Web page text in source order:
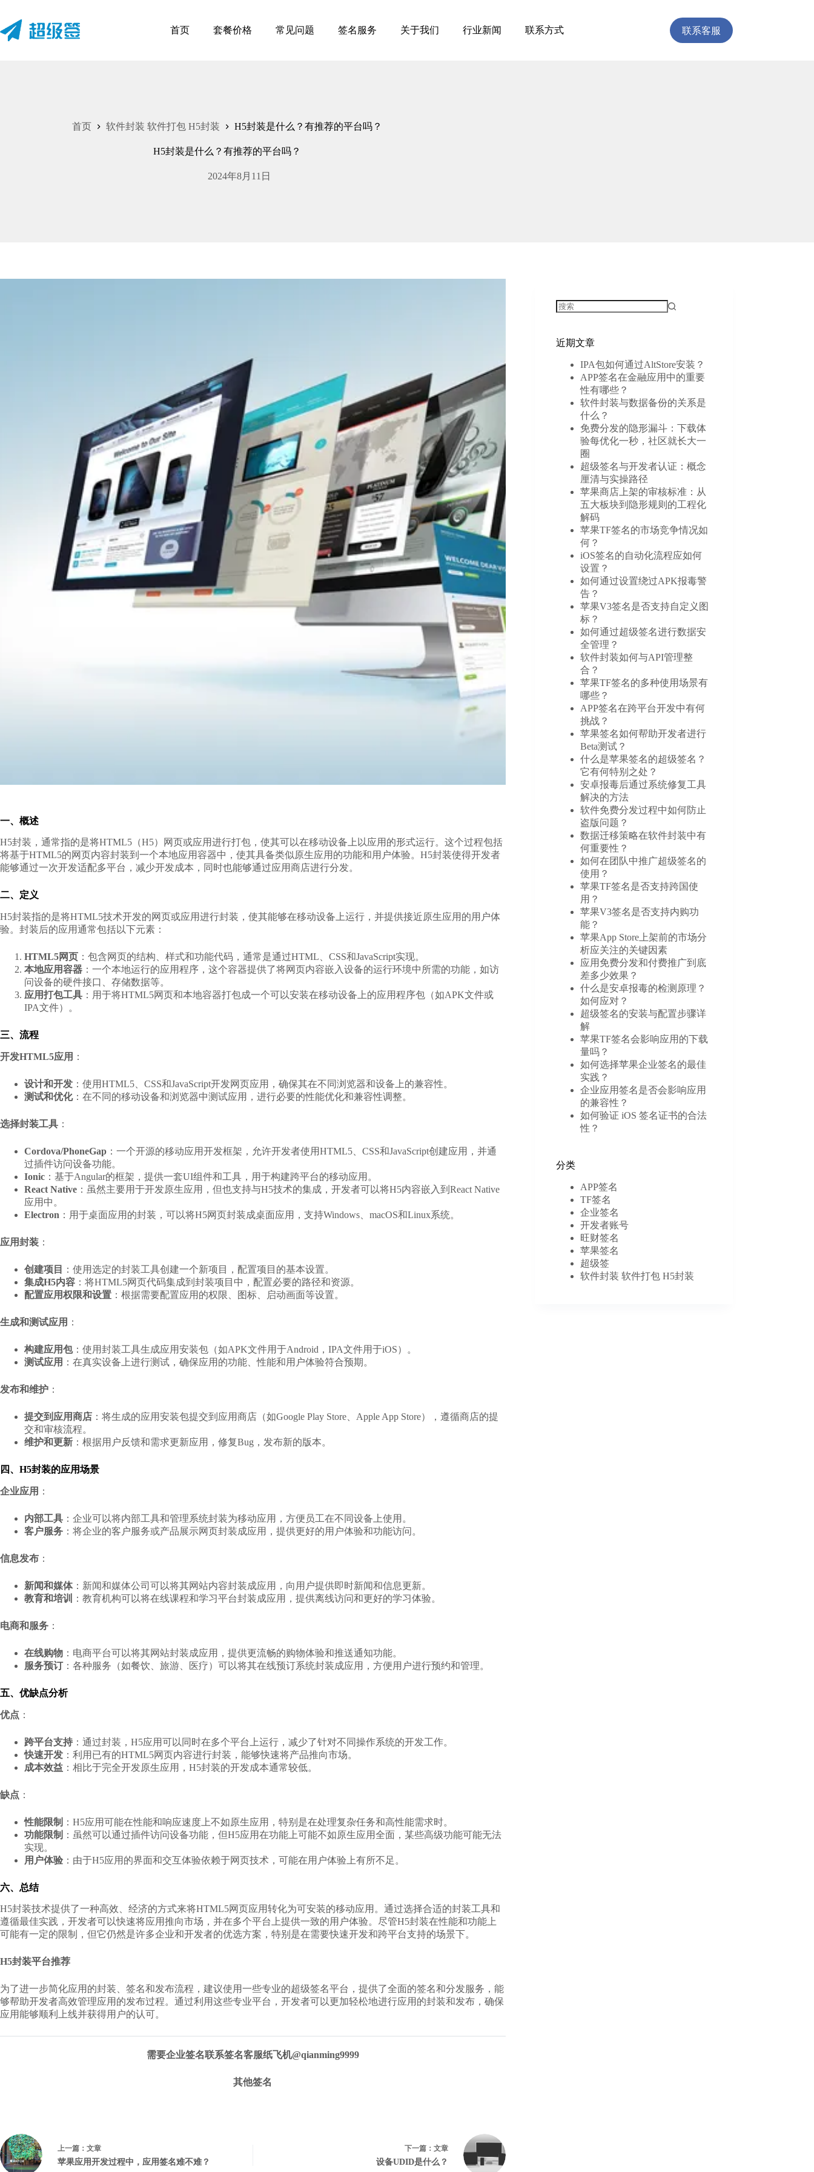
内
容
首页 套餐价格 常见问题 签名服务 关于我们 行业新闻 联系方式 联系客服
首页 软件封装 软件打包 H5封装 H5封装是什么？有推荐的平台吗？
H5封装是什么？有推荐的平台吗？
2024年8月11日
一、概述
H5封装，通常指的是将HTML5（H5）网页或应用进行打包，使其可以在移动设备上以应用的形式运行。这个过程包括
将基于HTML5的网页内容封装到一个本地应用容器中，使其具备类似原生应用的功能和用户体验。H5封装使得开发者
能够通过一次开发适配多平台，减少开发成本，同时也能够通过应用商店进行分发。
二、定义
H5封装指的是将HTML5技术开发的网页或应用进行封装，使其能够在移动设备上运行，并提供接近原生应用的用户体
验。封装后的应用通常包括以下元素：
HTML5网页 ：包含网页的结构、样式和功能代码，通常是通过HTML、CSS和JavaScript实现。
本地应用容器 ：一个本地运行的应用程序，这个容器提供了将网页内容嵌入设备的运行环境中所需的功能，如访
问设备的硬件接口、存储数据等。
应用打包工具 ：用于将HTML5网页和本地容器打包成一个可以安装在移动设备上的应用程序包（如APK文件或
IPA文件）。
三、流程
开发HTML5应用 ：
设计和开发 ：使用HTML5、CSS和JavaScript开发网页应用，确保其在不同浏览器和设备上的兼容性。
测试和优化：在不同的移动设备和浏览器中测试应用，进行必要的性能优化和兼容性调整。
选择封装工具 ：
Cordova/PhoneGap ：一个开源的移动应用开发框架，允许开发者使用HTML5、CSS和JavaScript创建应用，并通
过插件访问设备功能。
Ionic ：基于Angular的框架，提供一套UI组件和工具，用于构建跨平台的移动应用。
React Native ：虽然主要用于开发原生应用，但也支持与H5技术的集成，开发者可以将H5内容嵌入到React Native
应用中。
Electron ：用于桌面应用的封装，可以将H5网页封装成桌面应用，支持Windows、macOS和Linux系统。
应用封装 ：
创建项目
：使用选定的封装工具创建一个新项目，配置项目的基本设置。
集成H5内容 ：将HTML5网页代码集成到封装项目中，配置必要的路径和资源。
配置应用权限和设置 ：根据需要配置应用的权限、图标、启动画面等设置。
生成和测试应用 ：
构建应用包：使用封装工具生成应用安装包（如APK文件用于Android，IPA文件用于iOS）。
测试应用 ：在真实设备上进行测试，确保应用的功能、性能和用户体验符合预期。
发布和维护 ：
提交到应用商店 ：将生成的应用安装包提交到应用商店（如Google Play Store、Apple App Store），遵循商店的提
交和审核流程。
维护和更新 ：根据用户反馈和需求更新应用，修复Bug，发布新的版本。
四、H5封装的应用场景
企业应用 ：
内部工具 ：企业可以将内部工具和管理系统封装为移动应用，方便员工在不同设备上使用。
客户服务 ：将企业的客户服务或产品展示网页封装成应用，提供更好的用户体验和功能访问。
信息发布 ：
新闻和媒体：新闻和媒体公司可以将其网站内容封装成应用，向用户提供即时新闻和信息更新。
教育和培训
：教育机构可以将在线课程和学习平台封装成应用，提供离线访问和更好的学习体验。
电商和服务 ：
在线购物 ：电商平台可以将其网站封装成应用，提供更流畅的购物体验和推送通知功能。
服务预订：各种服务（如餐饮、旅游、医疗）可以将其在线预订系统封装成应用，方便用户进行预约和管理。
五、优缺点分析
优点 ：
跨平台支持 ：通过封装，H5应用可以同时在多个平台上运行，减少了针对不同操作系统的开发工作。
快速开发 ：利用已有的HTML5网页内容进行封装，能够快速将产品推向市场。
成本效益 ：相比于完全开发原生应用，H5封装的开发成本通常较低。
缺点 ：
性能限制 ：H5应用可能在性能和响应速度上不如原生应用，特别是在处理复杂任务和高性能需求时。
功能限制 ：虽然可以通过插件访问设备功能，但H5应用在功能上可能不如原生应用全面，某些高级功能可能无法
实现。
用户体验 ：由于H5应用的界面和交互体验依赖于网页技术，可能在用户体验上有所不足。
六、总结
H5封装技术提供了一种高效、经济的方式来将HTML5网页应用转化为可安装的移动应用。通过选择合适的封装工具和
遵循最佳实践，开发者可以快速将应用推向市场，并在多个平台上提供一致的用户体验。尽管H5封装在性能和功能上
可能有一定的限制，但它仍然是许多企业和开发者的优选方案，特别是在需要快速开发和跨平台支持的场景下。
H5封装平台推荐
为了进一步简化应用的封装、签名和发布流程，建议使用一些专业的超级签名平台，提供了全面的签名和分发服务，能
够帮助开发者高效管理应用的发布过程。通过利用这些专业平台，开发者可以更加轻松地进行应用的封装和发布，确保
应用能够顺利上线并获得用户的认可。
需要企业签名联系签名客服纸飞机@qianming9999
其他签名
上一篇： 文章
苹果应用开发过程中，应用签名难不难？
下一篇： 文章
设备UDID是什么？
果
近期文章
IPA包如何通过AltStore安装？
APP签名在金融应用中的重要
性有哪些？
软件封装与数据备份的关系是
什么？
免费分发的隐形漏斗：下载体
验每优化一秒，社区就长大一
圈
超级签名与开发者认证：概念
厘清与实操路径
苹果商店上架的审核标准：从
五大板块到隐形规则的工程化
解码
苹果TF签名的市场竞争情况如
何？
iOS签名的自动化流程应如何
设置？
如何通过设置绕过APK报毒警
告？
苹果V3签名是否支持自定义图
标？
如何通过超级签名进行数据安
全管理？
软件封装如何与API管理整
合？
苹果TF签名的多种使用场景有
哪些？
APP签名在跨平台开发中有何
挑战？
苹果签名如何帮助开发者进行
Beta测试？
什么是苹果签名的超级签名？
它有何特别之处？
安卓报毒后通过系统修复工具
解决的方法
软件免费分发过程中如何防止
盗版问题？
数据迁移策略在软件封装中有
何重要性？
如何在团队中推广超级签名的
使用？
苹果TF签名是否支持跨国使
用？
苹果V3签名是否支持内购功
能？
苹果App Store上架前的市场分
析应关注的关键因素
应用免费分发和付费推广到底
差多少效果？
什么是安卓报毒的检测原理？
如何应对？
超级签名的安装与配置步骤详
解
苹果TF签名会影响应用的下载
量吗？
如何选择苹果企业签名的最佳
实践？
企业应用签名是否会影响应用
的兼容性？
如何验证 iOS 签名证书的合法
性？
分类
APP签名
TF签名
企业签名
开发者账号
旺财签名
苹果签名
超级签
软件封装 软件打包 H5封装